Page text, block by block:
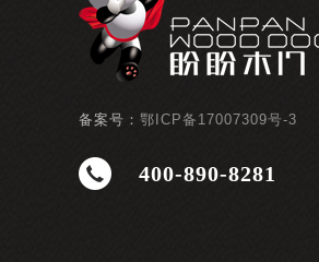
备案号： 鄂ICP备17007309号-3
400-890-8281